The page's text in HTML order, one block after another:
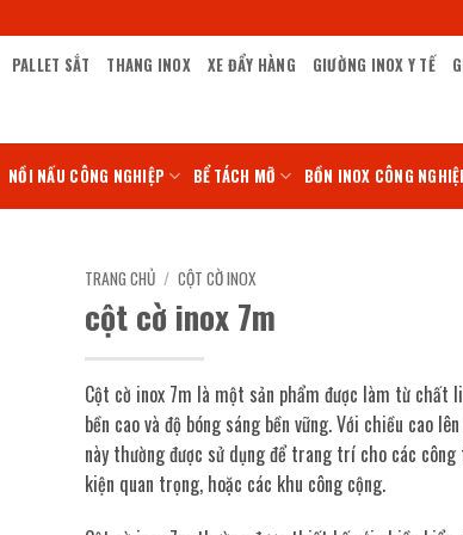
PALLET SẮT THANG INOX XE ĐẨY HÀNG GIƯỜNG INOX Y TẾ
NỒI NẤU CÔNG NGHIỆP BỂ TÁCH MỠ BỒN INOX CÔNG
TRANG CHỦ / CỘT CỜ INOX
cột cờ inox 7m
Cột cờ inox 7m là một sản phẩm được làm từ chất
bền cao và độ bóng sáng bền vững. Với chiều cao
này thường được sử dụng để trang trí cho các
kiện quan trọng, hoặc các khu công cộng.